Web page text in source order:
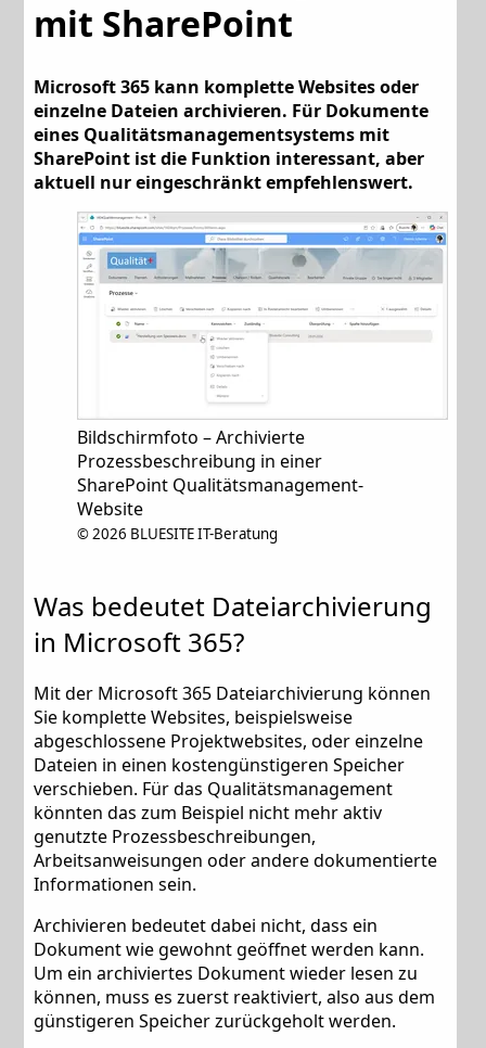
mit SharePoint
Microsoft 365 kann komplette Websites oder
einzelne Dateien archivieren. Für Dokumente
eines Qualitätsmanagementsystems mit
SharePoint ist die Funktion interessant, aber
aktuell nur eingeschränkt empfehlenswert.
Bildschirmfoto – Archivierte
Prozessbeschreibung in einer
SharePoint Qualitätsmanagement-
Website
©2026 BLUESITE IT-Beratung
Was bedeutet Dateiarchivierung
in Microsoft 365?
Mit der Microsoft 365 Dateiarchivierung können
Sie komplette Websites, beispielsweise
abgeschlossene Projektwebsites, oder einzelne
Dateien in einen kostengünstigeren Speicher
verschieben. Für das Qualitätsmanagement
könnten das zum Beispiel nicht mehr aktiv
genutzte Prozessbeschreibungen,
Arbeitsanweisungen oder andere dokumentierte
Informationen sein.
Archivieren bedeutet dabei nicht, dass ein
Dokument wie gewohnt geöffnet werden kann.
Um ein archiviertes Dokument wieder lesen zu
können, muss es zuerst reaktiviert, also aus dem
günstigeren Speicher zurückgeholt werden.